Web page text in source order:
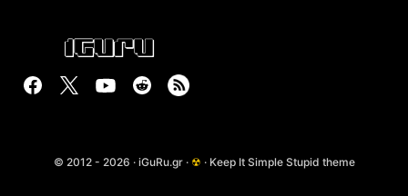
© 2012 - 2026 · iGuRu.gr · ☢ · Keep It Simple Stupid theme